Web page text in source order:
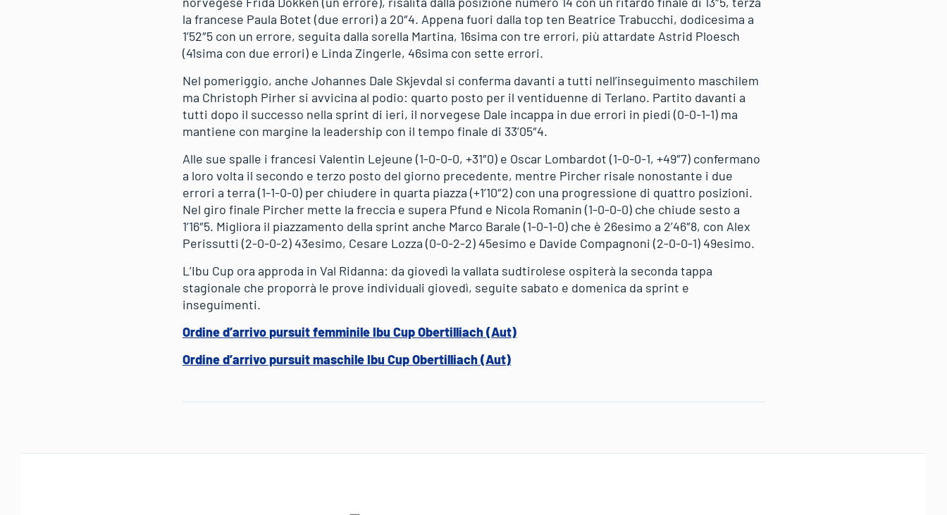
la francese Paula Botet (due errori) a 20″4. Appena fuori dalla top ten Beatrice Trabucchi, dodicesima a
1’52″5 con un errore, seguita dalla sorella Martina, 16sima con tre errori, più attardate Astrid Ploesch
(41sima con due errori) e Linda Zingerle, 46sima con sette errori.
Nel pomeriggio, anche Johannes Dale Skjevdal si conferma davanti a tutti nell’inseguimento maschilem
ma Christoph Pirher si avvicina al podio: quarto posto per il ventiduenne di Terlano. Partito davanti a
tutti dopo il successo nella sprint di ieri, il norvegese Dale incappa in due errori in piedi (0-0-1-1) ma
mantiene con margine la leadership con il tempo finale di 33’05″4.
Alle sue spalle i francesi Valentin Lejeune (1-0-0-0, +31″0) e Oscar Lombardot (1-0-0-1, +49″7) confermano
a loro volta il secondo e terzo posto del giorno precedente, mentre Pircher risale nonostante i due
errori a terra (1-1-0-0) per chiudere in quarta piazza (+1’10″2) con una progressione di quattro posizioni.
Nel giro finale Pircher mette la freccia e supera Pfund e Nicola Romanin (1-0-0-0) che chiude sesto a
1’16″5. Migliora il piazzamento della sprint anche Marco Barale (1-0-1-0) che è 26esimo a 2’46″8, con Alex
Perissutti (2-0-0-2) 43esimo, Cesare Lozza (0-0-2-2) 45esimo e Davide Compagnoni (2-0-0-1) 49esimo.
L’Ibu Cup ora approda in Val Ridanna: da giovedì la vallata sudtirolese ospiterà la seconda tappa
stagionale che proporrà le prove individuali giovedì, seguite sabato e domenica da sprint e
inseguimenti.
Ordine d’arrivo pursuit femminile Ibu Cup Obertilliach (Aut)
Ordine d’arrivo pursuit maschile Ibu Cup Obertilliach (Aut)